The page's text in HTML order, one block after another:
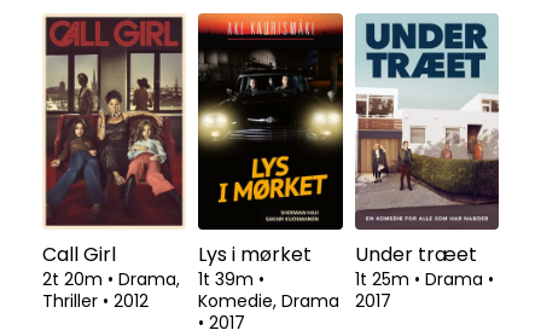
Call Girl
2t 20m • Drama,
Thriller • 2012
Lys i mørket
1t 39m •
Komedie, Drama
• 2017
Under træet
1t 25m • Drama •
2017